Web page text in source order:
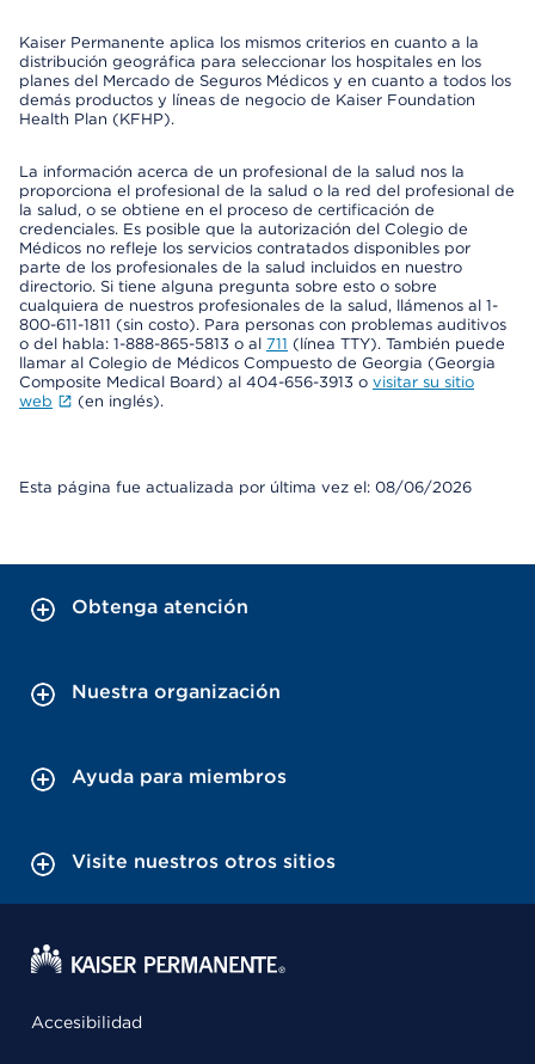
Kaiser Permanente aplica los mismos criterios en cuanto a la
distribución geográfica para seleccionar los hospitales en los
planes del Mercado de Seguros Médicos y en cuanto a todos los
demás productos y líneas de negocio de Kaiser Foundation
Health Plan (KFHP).
La información acerca de un profesional de la salud nos la
proporciona el profesional de la salud o la red del profesional de
la salud, o se obtiene en el proceso de certificación de
credenciales. Es posible que la autorización del Colegio de
Médicos no refleje los servicios contratados disponibles por
parte de los profesionales de la salud incluidos en nuestro
directorio. Si tiene alguna pregunta sobre esto o sobre
cualquiera de nuestros profesionales de la salud, llámenos al 1-
800-611-1811 (sin costo). Para personas con problemas auditivos
o del habla: 1-888-865-5813 o al 711 (línea TTY). También puede
llamar al Colegio de Médicos Compuesto de Georgia (Georgia
Composite Medical Board) al 404-656-3913 o visitar su sitio
web
(en inglés).
Esta página fue actualizada por última vez el: 08/06/2026
Obtenga atención
Nuestra organización
Ayuda para miembros
Visite nuestros otros sitios
Accesibilidad